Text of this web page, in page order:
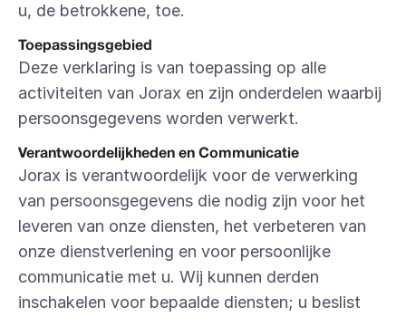
u, de betrokkene, toe.
Toepassingsgebied
Deze verklaring is van toepassing op alle
activiteiten van Jorax en zijn onderdelen waarbij
persoonsgegevens worden verwerkt.
Verantwoordelijkheden en Communicatie
Jorax is verantwoordelijk voor de verwerking
van persoonsgegevens die nodig zijn voor het
leveren van onze diensten, het verbeteren van
onze dienstverlening en voor persoonlijke
communicatie met u. Wij kunnen derden
inschakelen voor bepaalde diensten; u beslist